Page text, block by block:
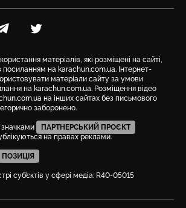
Instagramна Telegram
Посилання на Twitter
матеріалів, які розміщені на сайті,
посиланням на karachun.com.ua. Інтернет-
матеріали сайту за умови
на karachun.com.ua. Розміщення відео
на інших сайтах без письмового
заборонено.
значками
ПАРТНЕРСЬКИЙ ПРОЄКТ
на правах реклами.
ПОЗИЦІЯ
суб’єктів у сфері медіа: R40-05015